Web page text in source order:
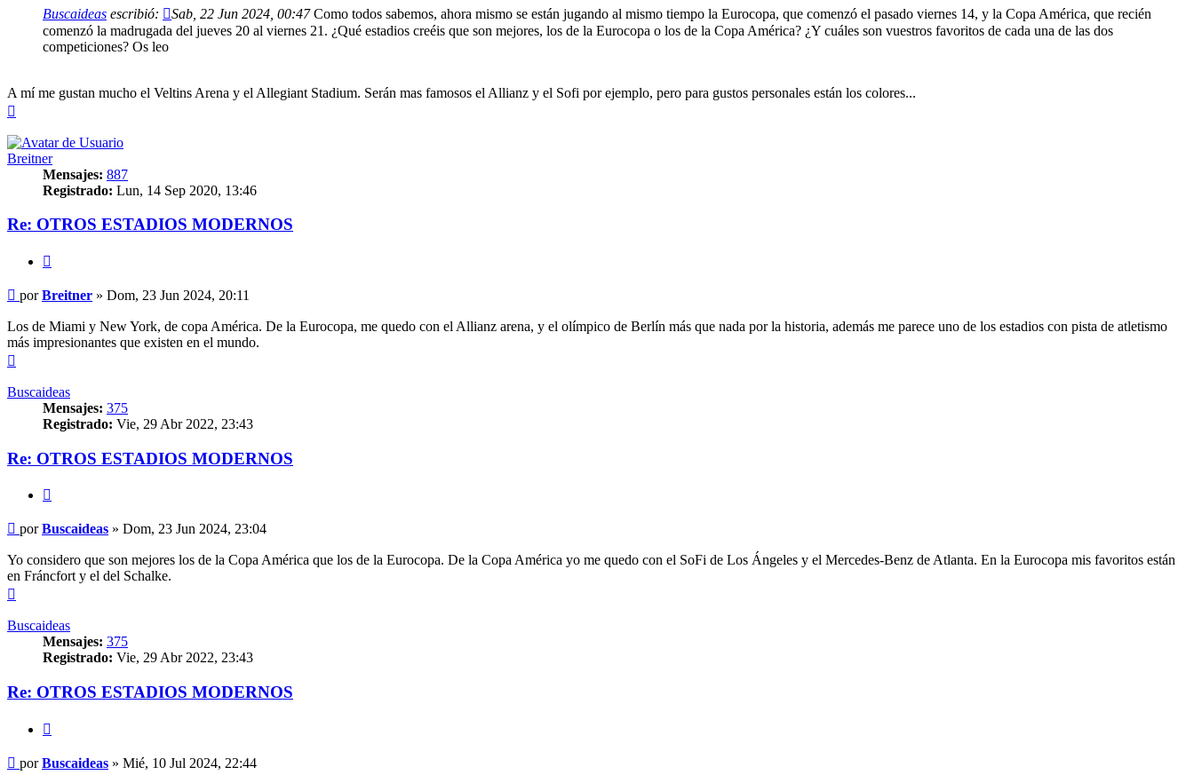
Buscaideas escribió: Sab, 22 Jun 2024, 00:47Como todos sabemos, ahora mismo se están jugando al mismo tiempo la Eurocopa, que comenzó el pasado viernes 14, y la Copa América, que recién
comenzó la madrugada del jueves 20 al viernes 21. ¿Qué estadios creéis que son mejores, los de la Eurocopa o los de la Copa América? ¿Y cuáles son vuestros favoritos de cada una de las dos
competiciones? Os leo
A mí me gustan mucho el Veltins Arena y el Allegiant Stadium. Serán mas famosos el Allianz y el Sofi por ejemplo, pero para gustos personales están los colores...
Breitner
Mensajes: 887
Registrado: Lun, 14 Sep 2020, 13:46
Re: OTROS ESTADIOS MODERNOS
Mensaje
porBreitner » Dom, 23 Jun 2024, 20:11
Los de Miami y New York, de copa América. De la Eurocopa, me quedo con el Allianz arena, y el olímpico de Berlín más que nada por la historia, además me parece uno de los estadios con pista de atletismo
más impresionantes que existen en el mundo.
Buscaideas
Mensajes: 375
Registrado: Vie, 29 Abr 2022, 23:43
Re: OTROS ESTADIOS MODERNOS
Mensaje
porBuscaideas » Dom, 23 Jun 2024, 23:04
Yo considero que son mejores los de la Copa América que los de la Eurocopa. De la Copa América yo me quedo con el SoFi de Los Ángeles y el Mercedes-Benz de Atlanta. En la Eurocopa mis favoritos están
en Fráncfort y el del Schalke.
Buscaideas
Mensajes: 375
Registrado: Vie, 29 Abr 2022, 23:43
Re: OTROS ESTADIOS MODERNOS
Mensaje
porBuscaideas » Mié, 10 Jul 2024, 22:44